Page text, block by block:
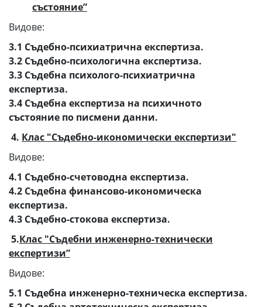
състояние”
Видове:
3.1 Съдебно-психиатрична експертиза.
3.2 Съдебно-психологична експертиза.
3.3 Съдебна психолого-психиатрична
експертиза.
3.4 Съдебна експертиза на психичното
състояние по писмени данни.
4. Клас "Съдебно-икономически експертизи"
Видове:
4.1 Съдебно-счетоводна експертиза.
4.2 Съдебна финансово-икономическа
експертиза.
4.3 Съдебно-стокова експертиза.
5.Клас "Съдебни инженерно-технически
експертизи”
Видове:
5.1 Съдебна инженерно-техническа експертиза.